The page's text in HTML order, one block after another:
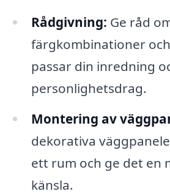
Rådgivning: Ge råd
färgkombinationer
passar din inredning
personlighetsdrag.
Montering av
dekorativa
ett rum och ge det en
känsla.